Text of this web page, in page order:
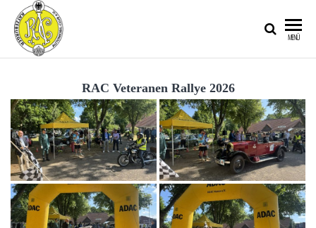
AUTOMOBIL-
CLUB IM
ADAC E.V.
MENÜ
RAC Veteranen Rallye 2026